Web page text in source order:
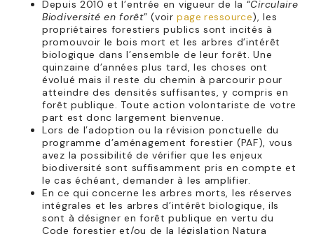
Depuis 2010 et l’entrée en vigueur de la “Circulaire
Biodiversité en forêt” (voirpage ressource), les
propriétaires forestiers publics sont incités à
promouvoir le bois mort et les arbres d’intérêt
biologique dans l’ensemble de leur forêt. Une
quinzaine d’années plus tard, les choses ont
évolué mais il reste du chemin à parcourir pour
atteindre des densités suffisantes, y compris en
forêt publique. Toute action volontariste de votre
part est donc largement bienvenue.
Lors de l’adoption ou la révision ponctuelle du
programme d’aménagement forestier (PAF), vous
avez la possibilité de vérifier que les enjeux
biodiversité sont suffisamment pris en compte et
le cas échéant, demander à les amplifier.
En ce qui concerne les arbres morts, les réserves
intégrales et les arbres d’intérêt biologique, ils
sont à désigner en forêt publique en vertu du
Code forestier et/ou de la législation Natura